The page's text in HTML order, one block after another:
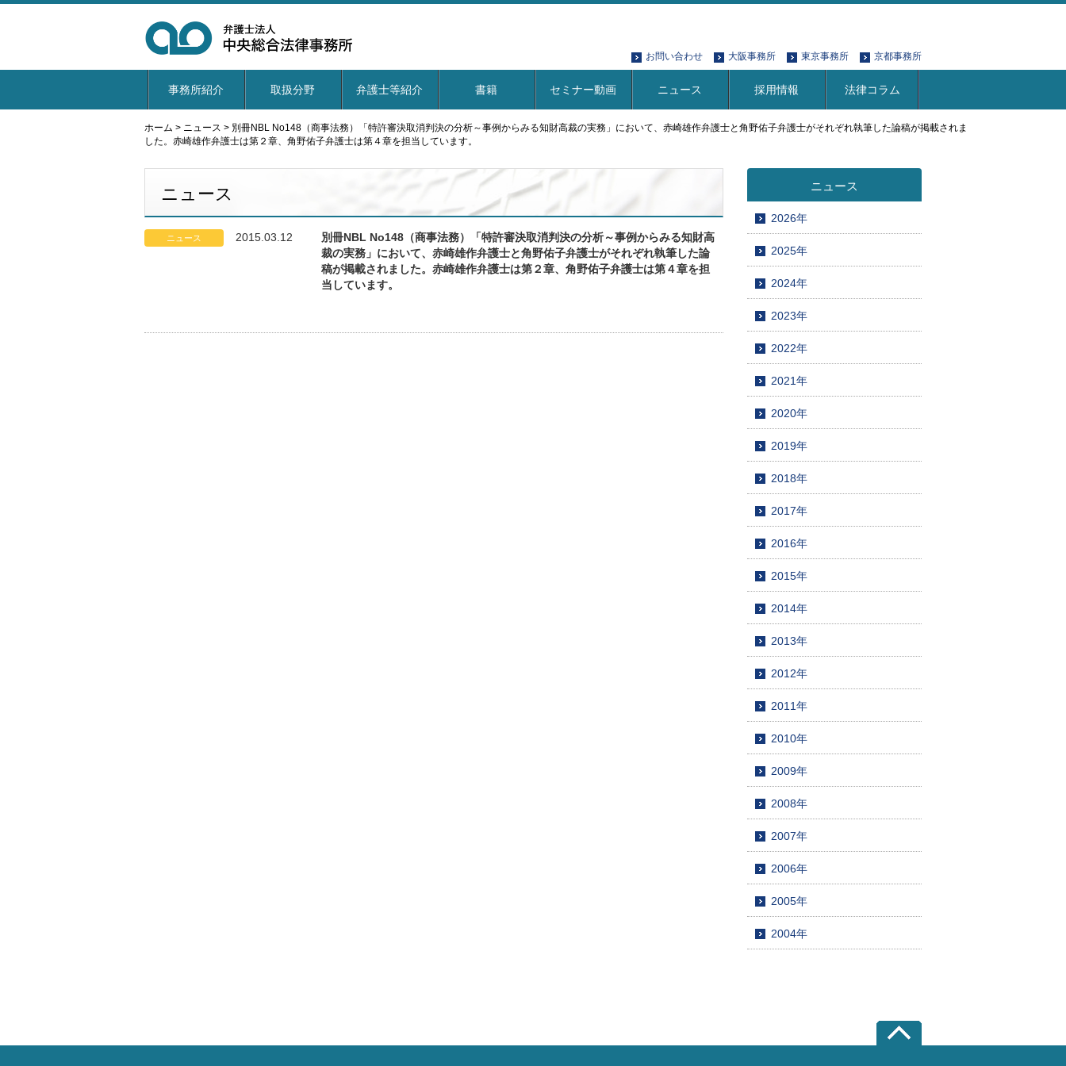
お問い合わせ 大阪事務所 東京事務所 京都事務所
事務所紹介 取扱分野 弁護士等紹介 書籍 セミナー動画 ニュース 採用情報 法律コラム
ホーム > ニュース > 別冊NBL No148（商事法務）「特許審決取消判決の分析～事例からみる知財高裁の実務」において、赤崎雄作弁護士と角野佑子弁護士がそれぞれ執筆した論稿が掲載されま
した。赤崎雄作弁護士は第２章、角野佑子弁護士は第４章を担当しています。
ニュース
ニュース 2015.03.12
別冊NBL No148（商事法務）「特許審決取消判決の分析～事例からみる知財高
裁の実務」において、赤崎雄作弁護士と角野佑子弁護士がそれぞれ執筆した論
稿が掲載されました。赤崎雄作弁護士は第２章、角野佑子弁護士は第４章を担
当しています。
ニュース
2026年
2025年
2024年
2023年
2022年
2021年
2020年
2019年
2018年
2017年
2016年
2015年
2014年
2013年
2012年
2011年
2010年
2009年
2008年
2007年
2006年
2005年
2004年